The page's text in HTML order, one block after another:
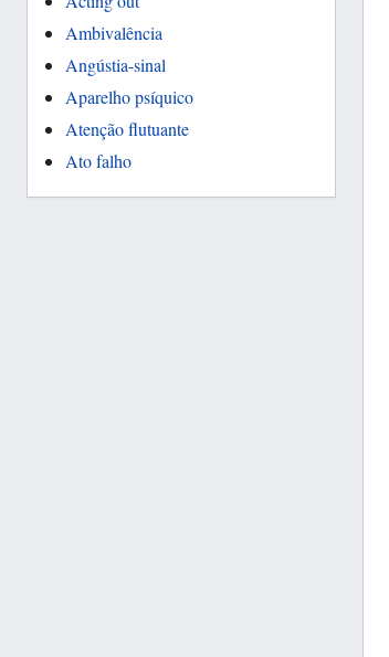
Ambivalência
Angústia-sinal
Aparelho psíquico
Atenção flutuante
Ato falho